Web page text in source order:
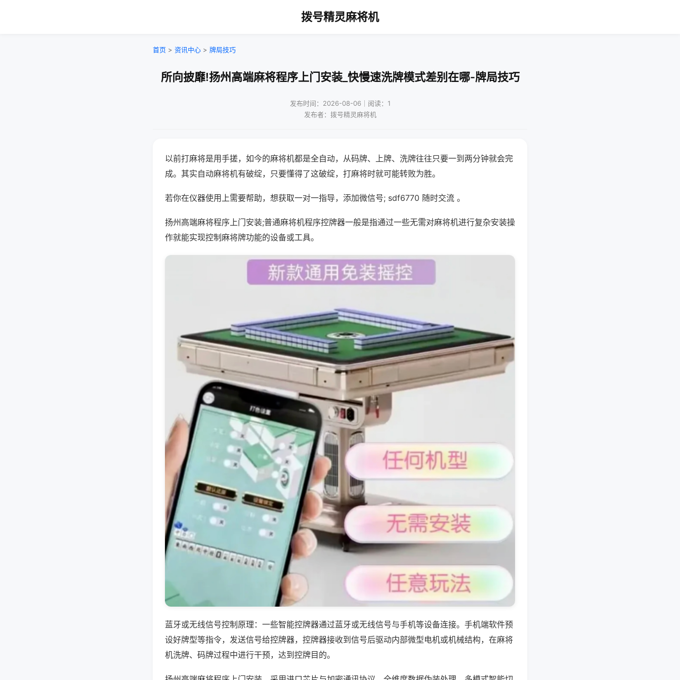
拨号精灵麻将机
首页 > 资讯中心 > 牌局技巧
所向披靡!扬州高端麻将程序上门安装_快慢速洗牌模式差别在哪-牌局技巧
发布时间：2026-08-06｜阅读：1
发布者：拨号精灵麻将机
以前打麻将是用手搓，如今的麻将机都是全自动，从码牌、上牌、洗牌往往只要一到两分钟就会完
成。其实自动麻将机有破绽，只要懂得了这破绽，打麻将时就可能转败为胜。
若你在仪器使用上需要帮助，想获取一对一指导，添加微信号; sdf6770 随时交流 。
扬州高端麻将程序上门安装;普通麻将机程序控牌器一般是指通过一些无需对麻将机进行复杂安装操
作就能实现控制麻将牌功能的设备或工具。
蓝牙或无线信号控制原理：一些智能控牌器通过蓝牙或无线信号与手机等设备连接。手机端软件预
设好牌型等指令，发送信号给控牌器，控牌器接收到信号后驱动内部微型电机或机械结构，在麻将
机洗牌、码牌过程中进行干预，达到控牌目的。